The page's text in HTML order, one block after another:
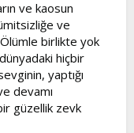
ve kaosun
ve
birlikte yok
hiçbir
yaptığı
devamı
güzellik zevk